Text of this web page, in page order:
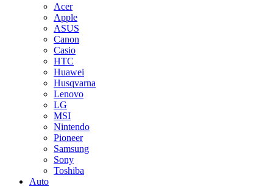
Acer
Apple
ASUS
Canon
Casio
HTC
Huawei
Husqvarna
Lenovo
LG
MSI
Nintendo
Pioneer
Samsung
Sony
Toshiba
Auto